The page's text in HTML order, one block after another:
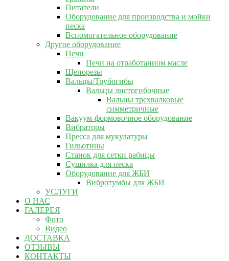
Питатели
Оборудование для производства и мойки
песка
Вспомогательное оборудование
Другое оборудование
Печи
Печи на отработанном масле
Щепорезы
Вальцы/Трубогибы
Вальцы листогибочные
Вальцы трехвалковые
симметричные
Вакуум-формовочное оборудование
Вибраторы
Пресса для мукулатуры
Гильотины
Станок для сетки рабицы
Сушилка для песка
Оборудование для ЖБИ
Вибротумбы для ЖБИ
УСЛУГИ
О НАС
ГАЛЕРЕЯ
Фото
Видео
ДОСТАВКА
ОТЗЫВЫ
КОНТАКТЫ